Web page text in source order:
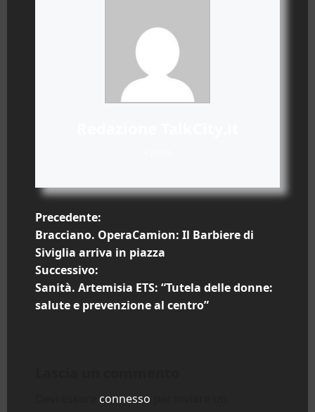
N
a
v
i
Precedente:
Bracciano. OperaCamion: Il Barbiere di
Siviglia arriva in piazza
Successivo:
Sanità. Artemisia ETS: “Tutela delle donne:
salute e prevenzione al centro”
connesso